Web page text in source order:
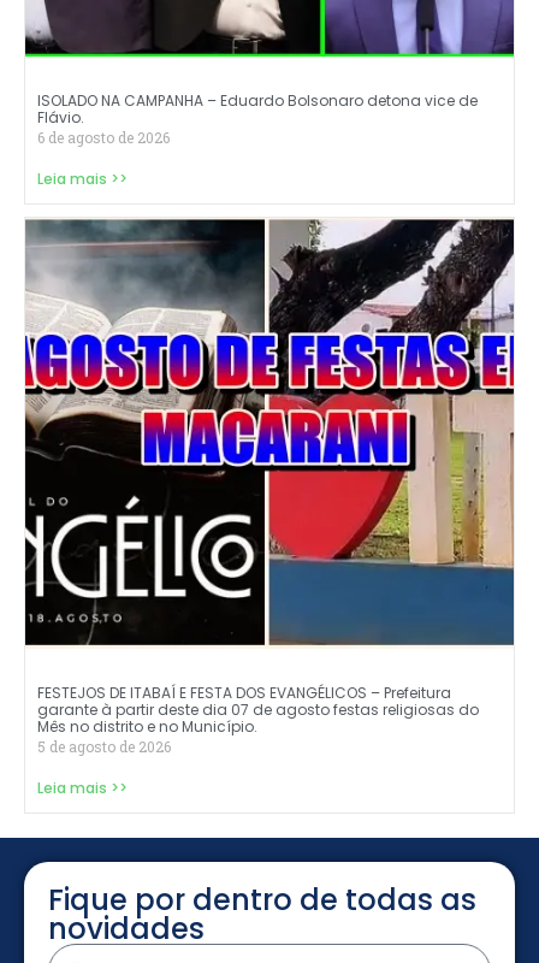
ISOLADO NA CAMPANHA – Eduardo Bolsonaro detona vice de
Flávio.
6 de agosto de 2026
Leia mais >>
FESTEJOS DE ITABAÍ E FESTA DOS EVANGÉLICOS – Prefeitura
garante à partir deste dia 07 de agosto festas religiosas do
Mês no distrito e no Município.
5 de agosto de 2026
Leia mais >>
Fique por dentro de todas as
novidades